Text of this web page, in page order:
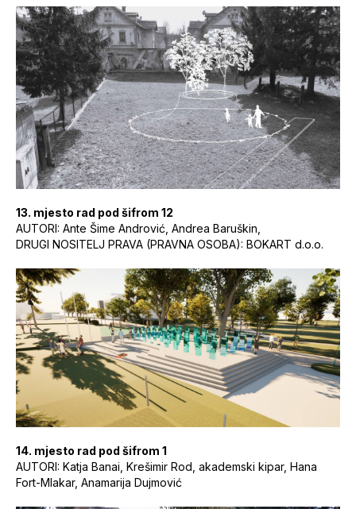
13. mjesto rad pod šifrom 12
AUTORI: Ante Šime Andrović, Andrea Baruškin,
DRUGI NOSITELJ PRAVA (PRAVNA OSOBA): BOKART d.o.o.
14. mjesto rad pod šifrom 1
AUTORI: Katja Banai, Krešimir Rod, akademski kipar, Hana
Fort-Mlakar, Anamarija Dujmović